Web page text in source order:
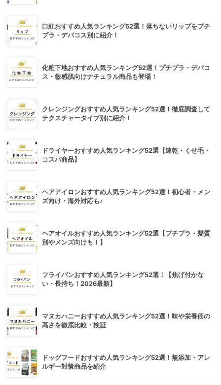
口紅おすすめ人気ランキング52選！落ちないリップをプチ
プラ・デパコス別に紹介！
化粧下地おすすめ人気ランキング52選！プチプラ・デパコ
ス・敏感肌向けナチュラル商品も登場！
クレンジングおすすめ人気ランキング52選！徹底調査して
テクスチャータイプ別に紹介！
ドライヤーおすすめ人気ランキング52選【速乾・くせ毛・
コスパ商品】
ヘアアイロンおすすめ人気ランキング52選！初心者・メン
ズ向け・海外対応も♪
ヘアオイルおすすめ人気ランキング52選【プチプラ・髪質
別やメンズ向けも！】
フライパンおすすめ人気ランキング52選！【焦げ付かな
い・長持ち！2026最新】
マヌカハニーおすすめ人気ランキング52選！味や栄養価の
高さを徹底比較・検証
ドッグフードおすすめ人気ランキング52選！無添加・アレ
ルギー対策商品を紹介